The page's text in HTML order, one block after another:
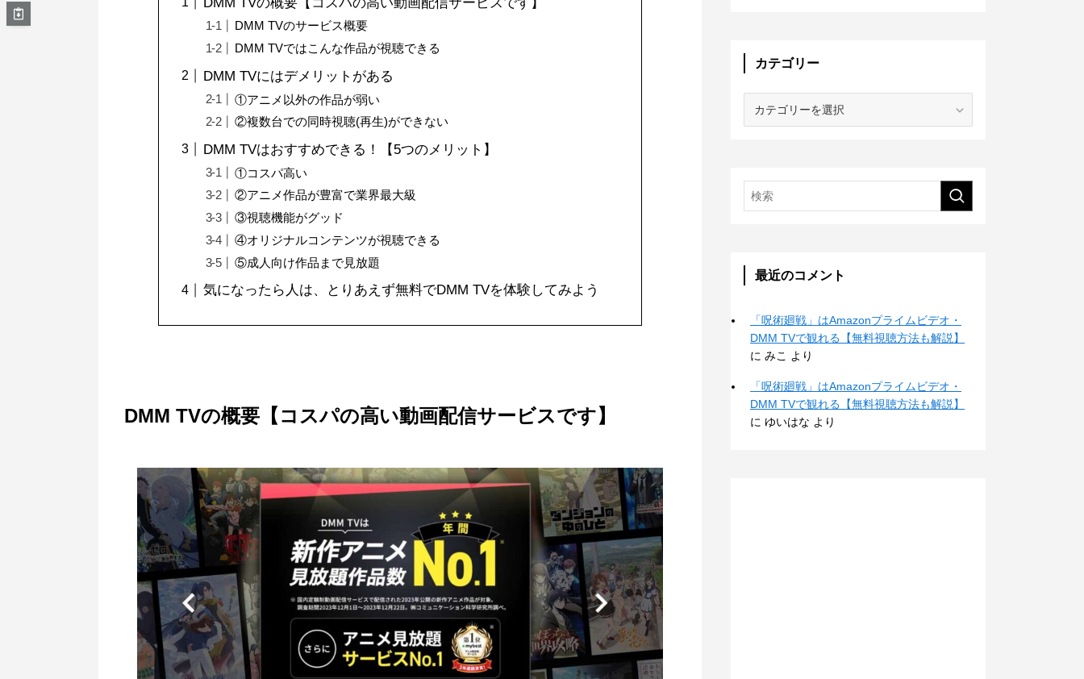
DMM TVのサービス概要
DMM TVではこんな作品が視聴できる
DMM TVにはデメリットがある
①アニメ以外の作品が弱い
②複数台での同時視聴(再生)ができない
DMM TVはおすすめできる！【5つのメリット】
①コスパ高い
②アニメ作品が豊富で業界最大級
③視聴機能がグッド
④オリジナルコンテンツが視聴できる
⑤成人向け作品まで見放題
気になったら人は、とりあえず無料でDMM TVを体験してみよう
DMM TVの概要【コスパの高い動画配信サービスです】
カテゴリー
最近のコメント
「呪術廻戦」はAmazonプライムビデオ・
DMM TVで観れる【無料視聴方法も解説】
に みこ より
「呪術廻戦」はAmazonプライムビデオ・
DMM TVで観れる【無料視聴方法も解説】
に ゆいはな より